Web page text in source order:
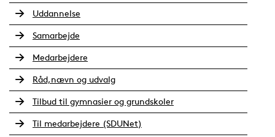
Uddannelse
Samarbejde
Medarbejdere
Råd,nævn og udvalg
Tilbud til gymnasier og grundskoler
Til medarbejdere (SDUNet)